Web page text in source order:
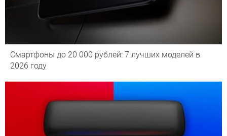
Смартфоны до 20 000 рублей: 7 лучших моделей в
2026 году